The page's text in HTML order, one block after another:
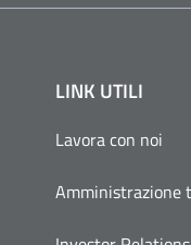
LINK UTILI
Lavora con noi
Amministrazione